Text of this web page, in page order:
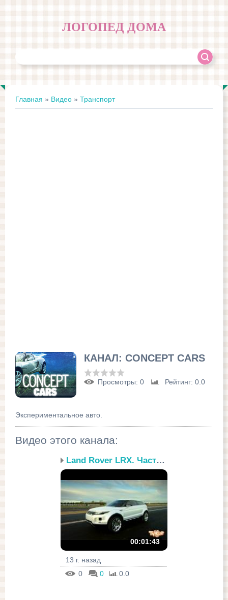
ЛОГОПЕД ДОМА
Главная » Видео » Транспорт
КАНАЛ: CONCEPT CARS
Просмотры: 0 Рейтинг: 0.0
Экспериментальное авто.
Видео этого канала:
Land Rover LRX. Часть 2
00:01:43
13 г. назад
0
0 0.0